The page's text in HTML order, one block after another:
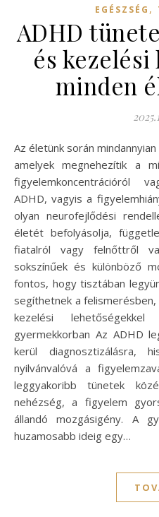
EGÉSZSÉG ,
ADHD
és
minden
Az életünk során mindannyian találkozunk olyan kihívásokkal,
amelyek megnehezítik a
figyelemkoncentrációról
ADHD, vagyis a
olyan neurofejlődési
életét befolyásolja,
fiatalról vagy felnőttről
sokszínűek és különböző
fontos, hogy tisztában
segíthetnek a
kezelési
gyermekkorban Az ADHD
kerül diagnosztizálásra,
nyilvánvalóvá a
leggyakoribb tünetek
nehézség, a figyelem
állandó mozgásigény. A
huzamosabb ideig egy…